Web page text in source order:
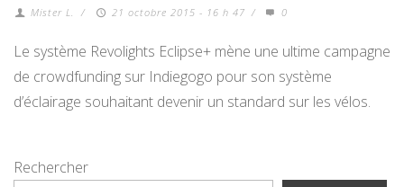
Mister L. / 21 octobre 2015 - 16 h 47 / 0
Le système Revolights Eclipse+ mène une ultime campagne
de crowdfunding sur Indiegogo pour son système
d’éclairage souhaitant devenir un standard sur les vélos.
Rechercher